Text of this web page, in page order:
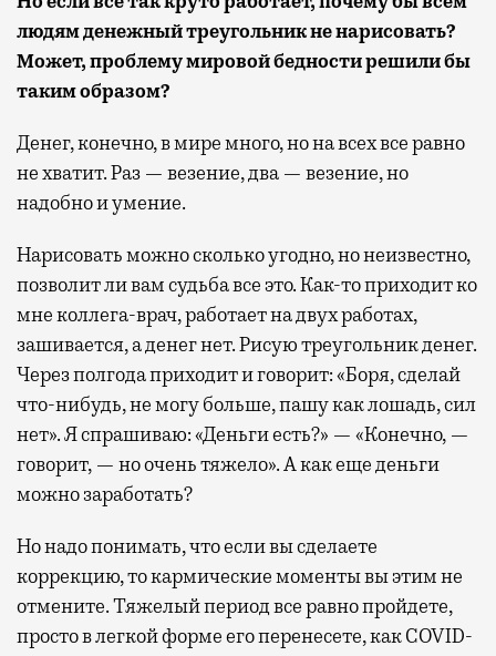
людям денежный треугольник не нарисовать?
Может, проблему мировой бедности решили бы
таким образом?
Денег, конечно, в мире много, но на всех все равно
не хватит. Раз — везение, два — везение, но
надобно и умение.
Нарисовать можно сколько угодно, но неизвестно,
позволит ли вам судьба все это. Как-то приходит ко
мне коллега-врач, работает на двух работах,
зашивается, а денег нет. Рисую треугольник денег.
Через полгода приходит и говорит: «Боря, сделай
что-нибудь, не могу больше, пашу как лошадь, сил
нет». Я спрашиваю: «Деньги есть?» — «Конечно, —
говорит, — но очень тяжело». А как еще деньги
можно заработать?
Но надо понимать, что если вы сделаете
коррекцию, то кармические моменты вы этим не
отмените. Тяжелый период все равно пройдете,
просто в легкой форме его перенесете, как COVID-